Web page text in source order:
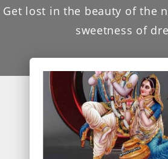
Get lost in the beauty of the
sweetness of